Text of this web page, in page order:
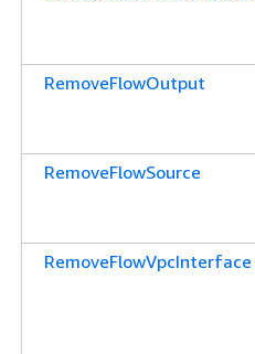
RemoveFlowOutput
RemoveFlowSource
RemoveFlowVpcInterface